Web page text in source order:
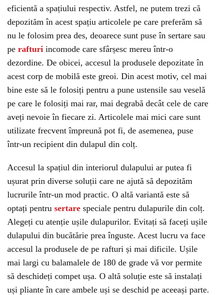
eficientă a spațiului respectiv. Astfel, ne putem trezi că
depozităm în acest spațiu articolele pe care preferăm să
nu le folosim prea des, deoarece sunt puse în sertare sau
pe rafturi incomode care sfârșesc mereu într-o
dezordine. De obicei, accesul la produsele depozitate în
acest corp de mobilă este greoi. Din acest motiv, cel mai
bine este să le folosiți pentru a pune ustensile sau veselă
pe care le folosiți mai rar, mai degrabă decât cele de care
aveți nevoie în fiecare zi. Articolele mai mici care sunt
utilizate frecvent împreună pot fi, de asemenea, puse
într-un recipient din dulapul din colț.
Accesul la spațiul din interiorul dulapului ar putea fi
ușurat prin diverse soluții care ne ajută să depozităm
lucrurile într-un mod practic. O altă variantă este să
optați pentru sertare speciale pentru dulapurile din colț.
Alegeți cu atenție ușile dulapurilor. Evitați să faceți ușile
dulapului din bucătărie prea înguste. Acest lucru va face
accesul la produsele de pe rafturi și mai dificile. Ușile
mai largi cu balamalele de 180 de grade vă vor permite
să deschideți compet ușa. O altă soluție este să instalați
uși pliante în care ambele uși se deschid pe aceeași parte.